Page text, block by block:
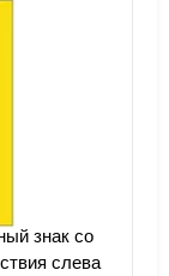
знак со
слева